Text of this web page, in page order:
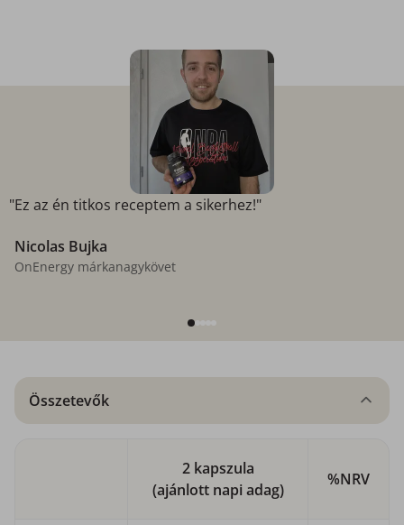
"Ez az én titkos receptem a sikerhez!"
Nicolas Bujka
OnEnergy márkanagykövet
Összetevők
2 kapszula
(ajánlott napi adag)
%NRV